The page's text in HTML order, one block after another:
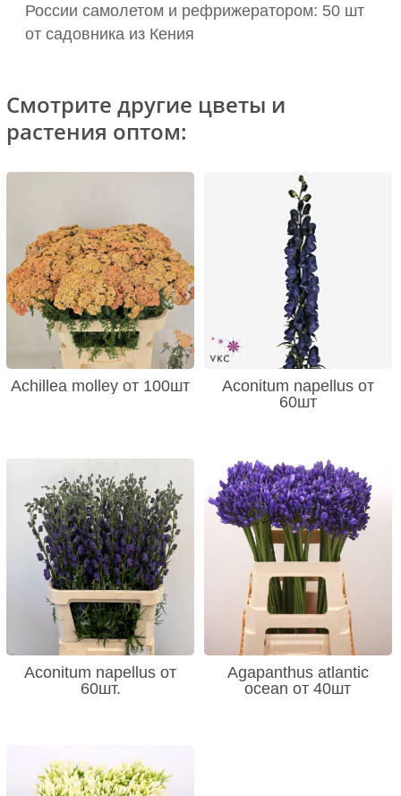
России самолетом и рефрижератором: 50 шт
от садовника из Кения
Смотрите другие цветы и
растения оптом:
Achillea molley от 100шт
Aconitum napellus от
60шт
Aconitum napellus от
60шт.
Agapanthus atlantic
ocean от 40шт